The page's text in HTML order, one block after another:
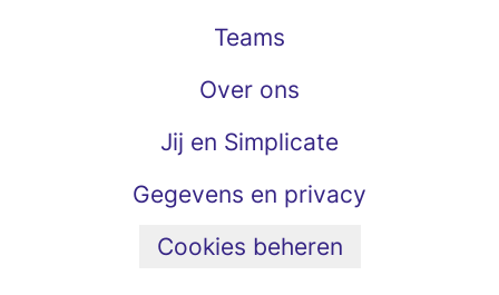
Teams
Over ons
Jij en Simplicate
Gegevens en privacy
Cookies beheren